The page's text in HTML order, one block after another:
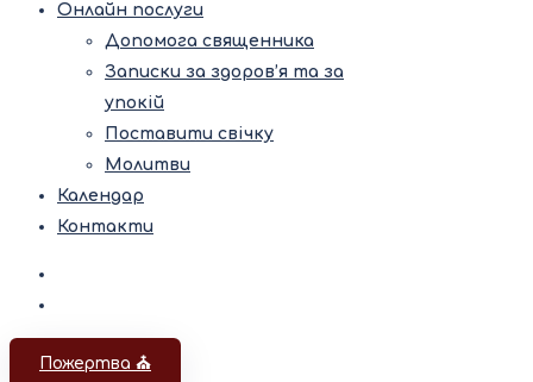
Онлайн послуги
Допомога священника
Записки за здоров’я та за
упокій
Поставити свічку
Молитви
Календар
Контакти
Пожертва ⛪️